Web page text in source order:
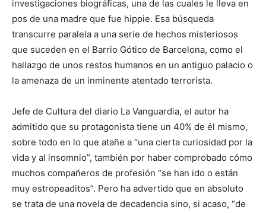
investigaciones biográficas, una de las cuales le lleva en
pos de una madre que fue hippie. Esa búsqueda
transcurre paralela a una serie de hechos misteriosos
que suceden en el Barrio Gótico de Barcelona, como el
hallazgo de unos restos humanos en un antiguo palacio o
la amenaza de un inminente atentado terrorista.
Jefe de Cultura del diario La Vanguardia, el autor ha
admitido que su protagonista tiene un 40% de él mismo,
sobre todo en lo que atañe a “una cierta curiosidad por la
vida y al insomnio”, también por haber comprobado cómo
muchos compañeros de profesión “se han ido o están
muy estropeaditos”. Pero ha advertido que en absoluto
se trata de una novela de decadencia sino, si acaso, “de